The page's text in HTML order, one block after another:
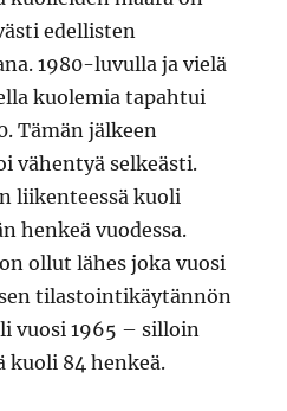
edellisten
1980-luvulla ja vielä
kuolemia tapahtui
Tämän jälkeen
vähentyä selkeästi.
liikenteessä kuoli
henkeä vuodessa.
ollut lähes joka vuosi
tilastointikäytännön
vuosi 1965 – silloin
kuoli 84 henkeä.